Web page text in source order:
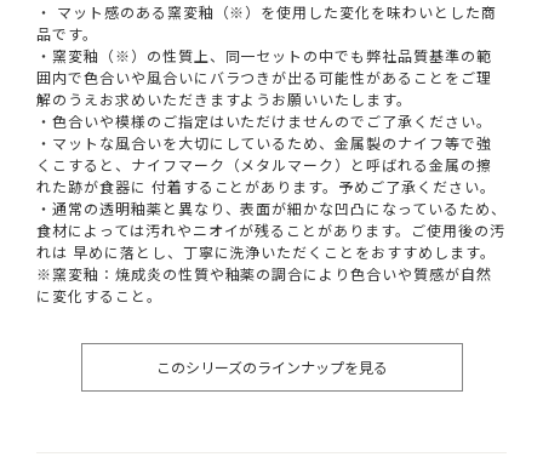
・ マット感のある窯変釉（※）を使用した変化を味わいとした商
品です。
・窯変釉（※）の性質上、同一セットの中でも弊社品質基準の範
囲内で色合いや風合いにバラつきが出る可能性があることをご理
解のうえお求めいただきますようお願いいたします。
・色合いや模様のご指定はいただけませんのでご了承ください。
・マットな風合いを大切にしているため、金属製のナイフ等で強
くこすると、ナイフマーク（メタルマーク）と呼ばれる金属の擦
れた跡が食器に 付着することがあります。予めご了承ください。
・通常の透明釉薬と異なり、表面が細かな凹凸になっているため、
食材によっては汚れやニオイが残ることがあります。ご使用後の汚
れは 早めに落とし、丁寧に洗浄いただくことをおすすめします。
※窯変釉：焼成炎の性質や釉薬の調合により色合いや質感が自然
に変化すること。
このシリーズのラインナップを見る